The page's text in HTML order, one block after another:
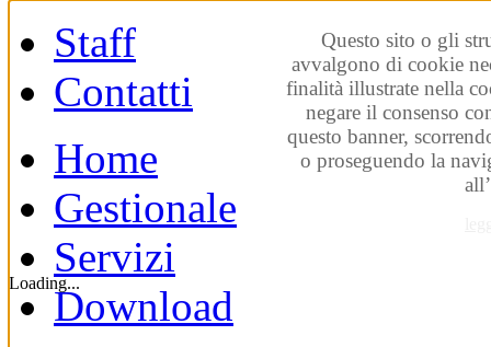
Questo sito o gli
avvalgono di cookie
finalità illustrate nella
negare il consenso
questo banner,
o proseguendo la
Loading...
Staff
Contatti
Home
Gestionale
Servizi
Download